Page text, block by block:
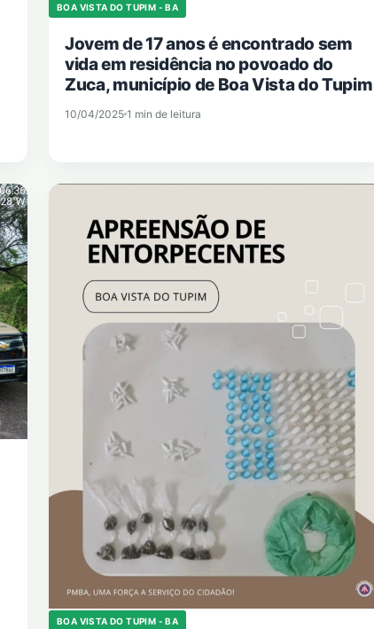
BOA VISTA DO TUPIM - BA
Jovem de 17 anos é encontrado sem
vida em residência no povoado do
Zuca, município de Boa Vista do Tupim
10/04/2025 1 min de leitura
BOA VISTA DO TUPIM - BA